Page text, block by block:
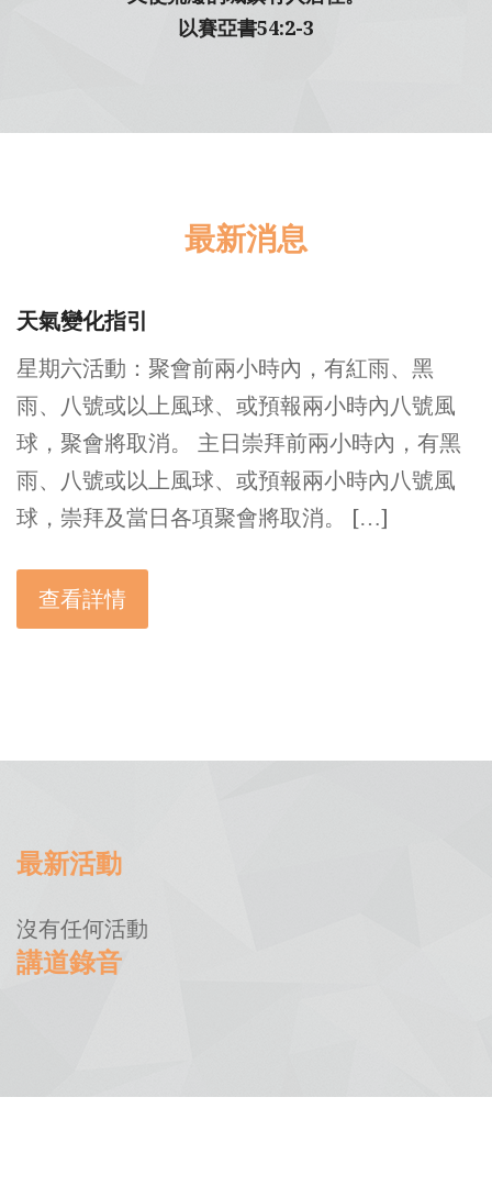
以賽亞書54:2-3
最新消息
天氣變化指引
星期六活動：聚會前兩小時內，有紅雨、黑
雨、八號或以上風球、或預報兩小時內八號風
球，聚會將取消。 主日崇拜前兩小時內，有黑
雨、八號或以上風球、或預報兩小時內八號風
球，崇拜及當日各項聚會將取消。 […]
查看詳情
最新活動
沒有任何活動
講道錄音